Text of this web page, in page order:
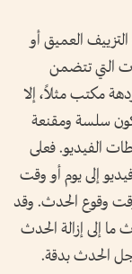
العميق أو
التي تتضمن
مكتب مثلاً، إلا
سلسة ومقنعة
الفيديو. فعلى
إلى يوم أو وقت
وقوع الحدث. وقد
إلى إزالة الحدث
الحدث بدقة.